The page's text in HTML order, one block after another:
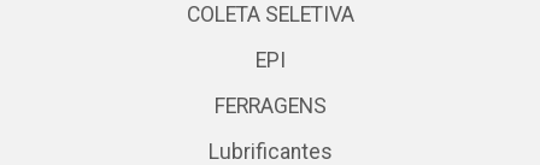
COLETA SELETIVA
EPI
FERRAGENS
Lubrificantes